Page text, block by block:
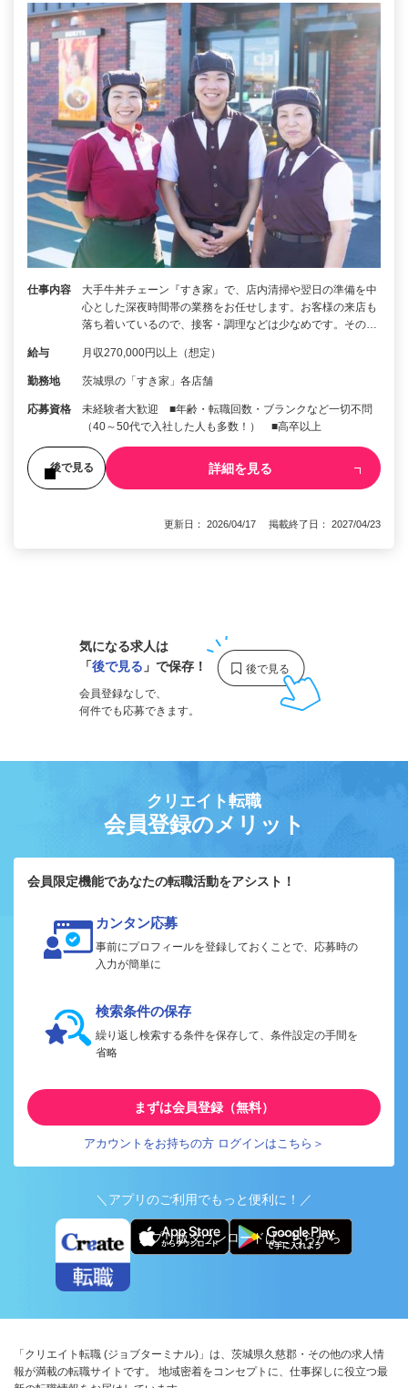
仕事内容
大手牛丼チェーン『すき家』で、店内清掃や翌日の準備を中
心とした深夜時間帯の業務をお任せします。お客様の来店も
落ち着いているので、接客・調理などは少なめです。その…
給与 月収270,000円以上（想定）
勤務地 茨城県の「すき家」各店舗
応募資格
未経験者大歓迎 ■年齢・転職回数・ブランクなど一切不問
（40～50代で入社した人も多数！） ■高卒以上
後で見る 詳細を見る
更新日： 2026/04/17 掲載終了日： 2027/04/23
気になる求人は
「後で見る 」で保存！
会員登録なしで、
何件でも応募できます。
クリエイト転職
会員登録のメリット
会員限定機能であなたの転職活動をアシスト！
カンタン応募
事前にプロフィールを登録しておくことで、応募時の
入力が簡単に
検索条件の保存
繰り返し検索する条件を保存して、条件設定の手間を
省略
まずは会員登録（無料）
アカウントをお持ちの方 ログインはこちら＞
＼アプリのご利用でもっと便利に！／
アプリ版ダウンロードはこちらから
「クリエイト転職 (ジョブターミナル)」は、茨城県久慈郡・その他の求人情
報が満載の転職サイトです。 地域密着をコンセプトに、仕事探しに役立つ最